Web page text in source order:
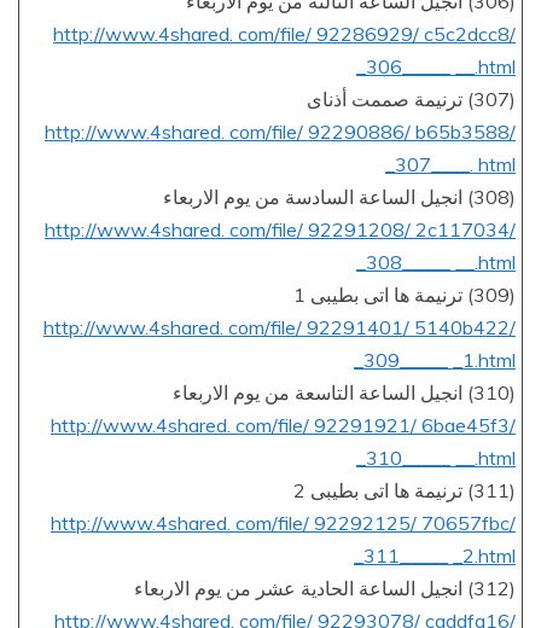
http://www.4shared. com/file/ 92286929/ c5c2dcc8/
_306_____ __.html
(307) ترنيمة صممت أذناى
http://www.4shared. com/file/ 92290886/ b65b3588/
_307____. html
(308) انجيل الساعة السادسة من يوم الاربعاء
http://www.4shared. com/file/ 92291208/ 2c117034/
_308_____ __.html
(309) ترنيمة ها اتى بطيبى 1
http://www.4shared. com/file/ 92291401/ 5140b422/
_309_____ _1.html
(310) انجيل الساعة التاسعة من يوم الاربعاء
http://www.4shared. com/file/ 92291921/ 6bae45f3/
_310_____ __.html
(311) ترنيمة ها اتى بطيبى 2
http://www.4shared. com/file/ 92292125/ 70657fbc/
_311_____ _2.html
(312) انجيل الساعة الحادية عشر من يوم الاربعاء
http://www.4shared. com/file/ 92293078/ caddfa16/